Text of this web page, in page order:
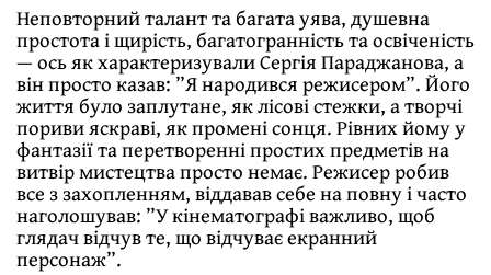
Неповторний талант та багата уява, душевна
простота і щирість, багатогранність та освіченість
— ось як характеризували Сергія Параджанова, а
він просто казав: ”Я народився режисером”. Його
життя було заплутане, як лісові стежки, а творчі
пориви яскраві, як промені сонця. Рівних йому у
фантазії та перетворенні простих предметів на
витвір мистецтва просто немає. Режисер робив
все з захопленням, віддавав себе на повну і часто
наголошував: ”У кінематографі важливо, щоб
глядач відчув те, що відчуває екранний
персонаж”.